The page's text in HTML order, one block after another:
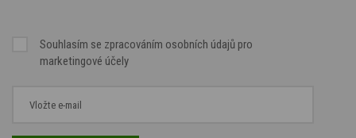
Souhlasím se zpracováním osobních údajů pro
marketingové účely